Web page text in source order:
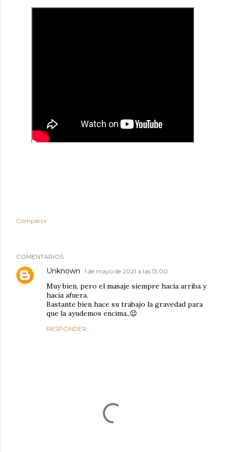
Compartir
COMENTARIOS
Unknown 1 de mayo de 2021 a las 13:00
Muy bien, pero el masaje siempre hacia arriba y
hacia afuera.
Bastante bien hace su trabajo la gravedad para
que la ayudemos encima.,😉
RESPONDER